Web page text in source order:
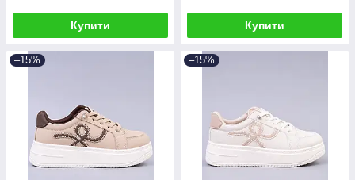
Купити Купити
–15% –15%